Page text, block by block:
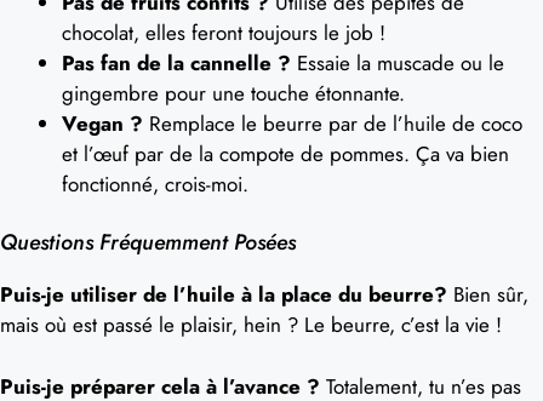
chocolat, elles feront toujours le job !
Pas fan de la cannelle ? Essaie la muscade ou le
gingembre pour une touche étonnante.
Vegan ? Remplace le beurre par de l’huile de coco
et l’œuf par de la compote de pommes. Ça va bien
fonctionné, crois-moi.
Questions Fréquemment Posées
Puis-je utiliser de l’huile à la place du beurre? Bien sûr,
mais où est passé le plaisir, hein ? Le beurre, c’est la vie !
Puis-je préparer cela à l’avance ? Totalement, tu n’es pas